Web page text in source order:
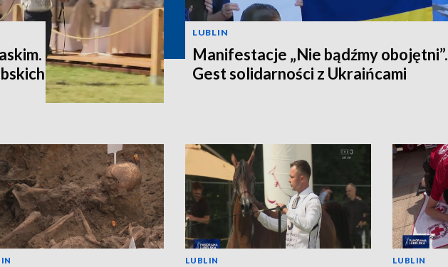
LUBLIN
Manifestacje „Nie bądźmy obojętni”.
Gest solidarności z Ukraińcami
LUBLIN LUBLIN